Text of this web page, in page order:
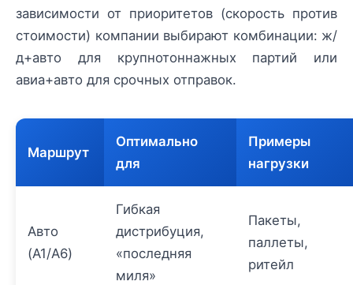
зависимости от приоритетов (скорость против
стоимости) компании выбирают комбинации: ж/
д+авто для крупнотоннажных партий или
авиа+авто для срочных отправок.
Маршрут
Оптимально
для
Примеры
нагрузки
Авто
(A1/A6)
Гибкая
дистрибуция,
«последняя
миля»
Пакеты,
паллеты,
ритейл